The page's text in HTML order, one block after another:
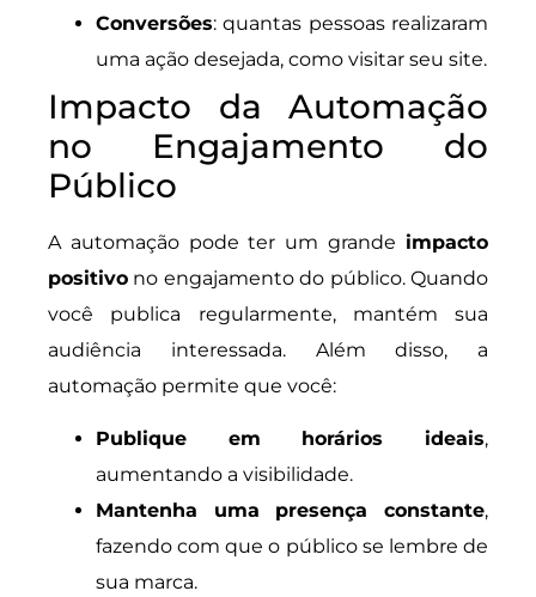
Conversões: quantas pessoas realizaram
uma ação desejada, como visitar seu site.
Impacto da Automação
no Engajamento do
Público
A automação pode ter um grande impacto
positivo no engajamento do público. Quando
você publica regularmente, mantém sua
audiência interessada. Além disso, a
automação permite que você:
Publique em horários ideais,
aumentando a visibilidade.
Mantenha uma presença constante,
fazendo com que o público se lembre de
sua marca.